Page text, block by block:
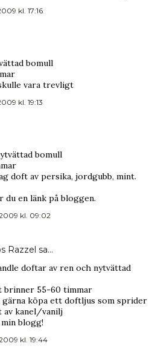
kl. 17:16
bomull
vara trevligt
kl. 19:13
bomull
doft av persika, jordgubb, mint.
du en länk på bloggen.
kl. 09:02
Razzel sa…
doftar av ren och nytvättad
brinner 55-60 timmar
gärna köpa ett doftljus som sprider
av kanel/vanilj
blogg!
kl. 19:44